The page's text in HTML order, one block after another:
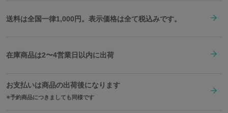
送料は全国一律1,000円。表示価格は全て税込みです。
在庫商品は2〜4営業日以内に出荷
お支払いは商品の出荷後になります
予約商品につきましても同様です